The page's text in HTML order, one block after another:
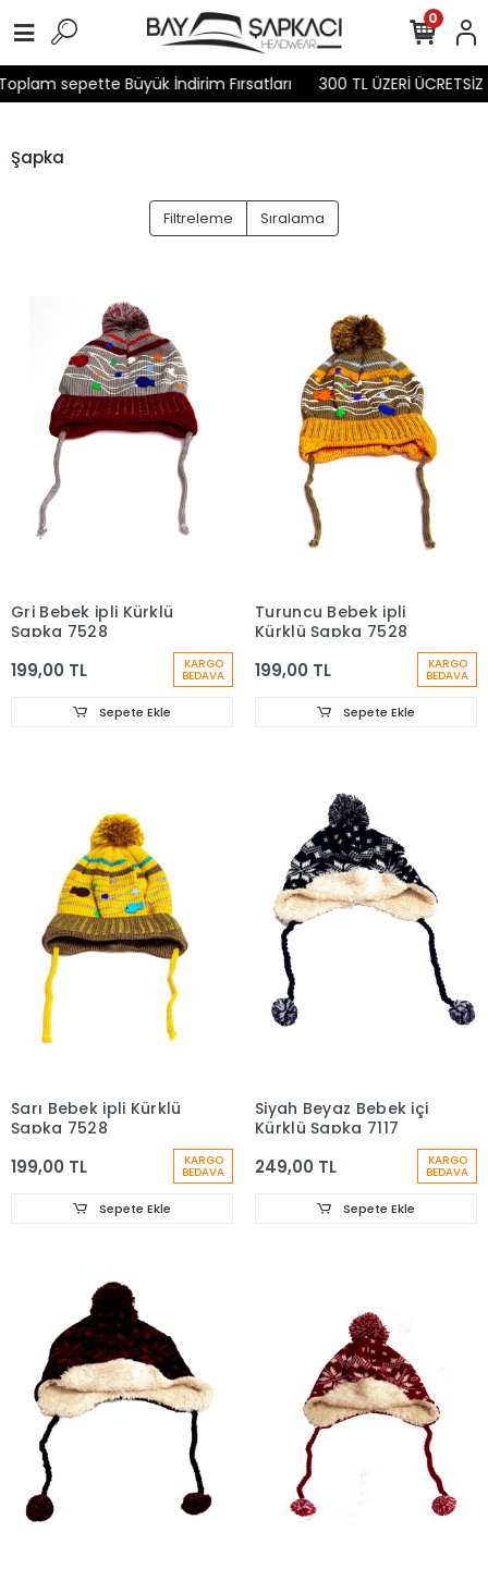
sepette Büyük İndirim Fırsatları 300 TL ÜZERİ ÜCRETSİZ
0
Şapka
Filtreleme Sıralama
Gri Bebek ipli Kürklü
Şapka 7528
199,00 TL KARGO
BEDAVA
Sepete Ekle
Turuncu Bebek ipli
Kürklü Şapka 7528
199,00 TL KARGO
BEDAVA
Sepete Ekle
Sarı Bebek ipli Kürklü
Şapka 7528
199,00 TL KARGO
BEDAVA
Sepete Ekle
Siyah Beyaz Bebek içi
Kürklü Şapka 7117
249,00 TL KARGO
BEDAVA
Sepete Ekle